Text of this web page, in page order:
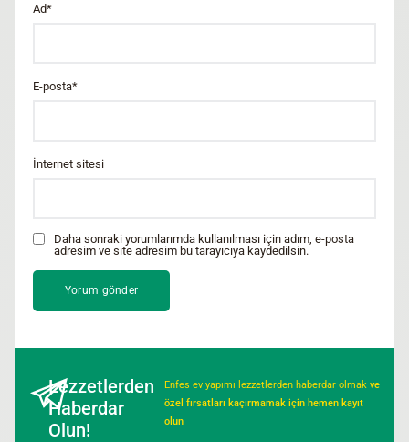
Ad*
E-posta*
İnternet sitesi
Daha sonraki yorumlarımda kullanılması için adım, e-posta
adresim ve site adresim bu tarayıcıya kaydedilsin.
Lezzetlerden
Haberdar
Olun!
Enfes ev yapımı lezzetlerden haberdar olmak ve
özel fırsatları kaçırmamak için hemen kayıt
olun